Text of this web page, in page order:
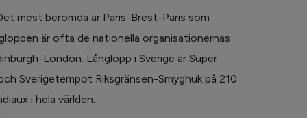
mest berömda är Paris-Brest-Paris som
är ofta de nationella organisationernas
London. Långlopp i Sverige är Super
Sverigetempot Riksgränsen-Smyghuk på 210
i hela världen.